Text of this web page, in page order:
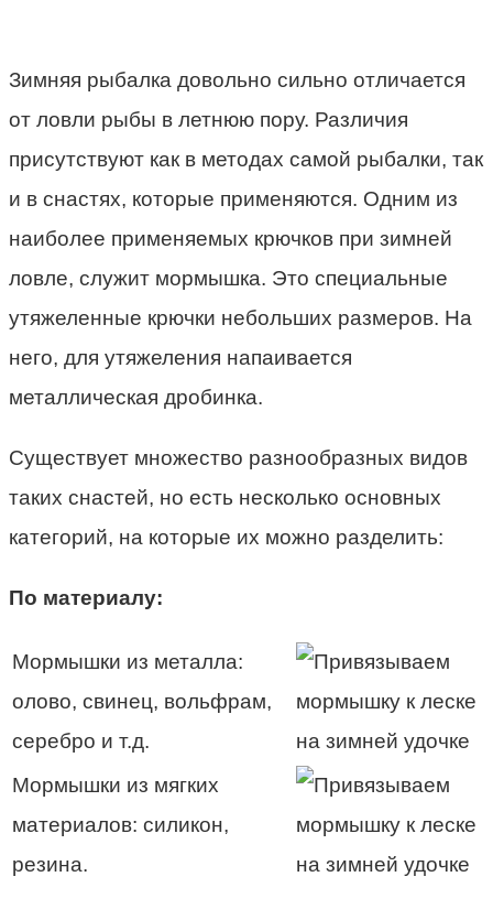
Зимняя рыбалка довольно сильно отличается
от ловли рыбы в летнюю пору. Различия
присутствуют как в методах самой рыбалки, так
и в снастях, которые применяются. Одним из
наиболее применяемых крючков при зимней
ловле, служит мормышка. Это специальные
утяжеленные крючки небольших размеров. На
него, для утяжеления напаивается
металлическая дробинка.
Существует множество разнообразных видов
таких снастей, но есть несколько основных
категорий, на которые их можно разделить:
По материалу:
Мормышки из металла:
олово, свинец, вольфрам,
серебро и т.д.
Мормышки из мягких
материалов: силикон,
резина.